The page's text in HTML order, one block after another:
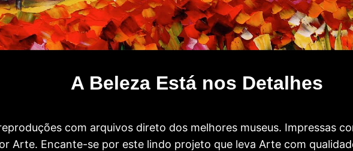
A Beleza Está nos Detalhes
com arquivos direto dos melhores museus. Impressas
Arte. Encante-se por este lindo projeto que leva Arte com